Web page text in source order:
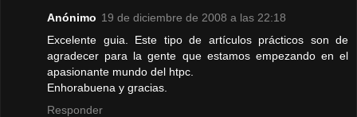
Anónimo 19 de diciembre de 2008 a las 22:18
Excelente guia. Este tipo de artículos prácticos son de
agradecer para la gente que estamos empezando en el
apasionante mundo del htpc.
Enhorabuena y gracias.
Responder